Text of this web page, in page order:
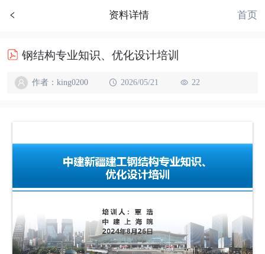
资料详情 首页
钢结构专业知识、优化设计培训
作者：king0200 2026/05/21 22